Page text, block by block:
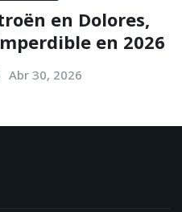
en Dolores,
en 2026
Abr 30, 2026